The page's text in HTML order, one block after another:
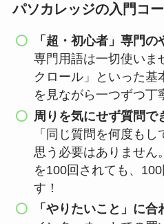
パソカレッジの入門コ
「超・初心者」専門
専門用語は一切使いま
クロール」といった基
を見ながら一つずつ丁
周りを気にせず質問で
「同じ質問を何度も
思う必要はありません
を100回されても、
す！
「やりたいこと」に